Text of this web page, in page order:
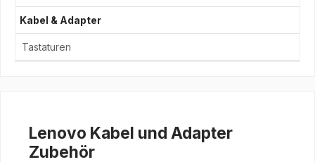
Kabel & Adapter
Tastaturen
Lenovo Kabel und Adapter
Zubehör